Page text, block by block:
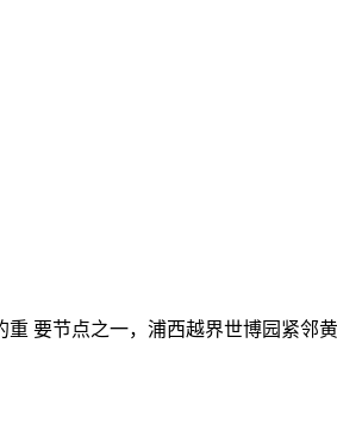
要节点之一，浦西越界世博园紧邻